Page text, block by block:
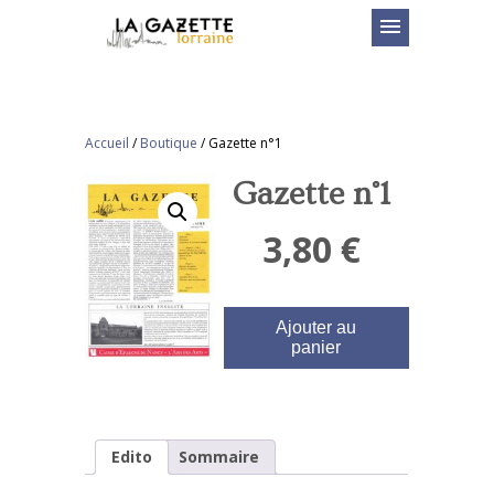
menu
Accueil /Boutique /Gazette n°1
Gazette n°1
3,80€
Ajouter au
panier
Edito Sommaire